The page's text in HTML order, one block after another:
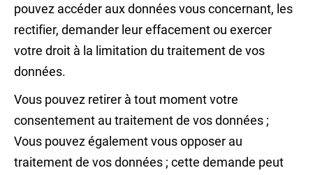
pouvez accéder aux données vous concernant, les
rectifier, demander leur effacement ou exercer
votre droit à la limitation du traitement de vos
données.
Vous pouvez retirer à tout moment votre
consentement au traitement de vos données ;
Vous pouvez également vous opposer au
traitement de vos données ; cette demande peut